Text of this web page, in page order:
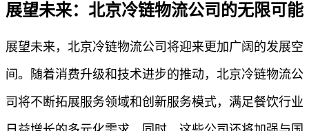
展望未来：北京冷链物流公司的无限可能
展望未来，北京冷链物流公司将迎来更加广阔的发展空
间。随着消费升级和技术进步的推动，北京冷链物流公
司将不断拓展服务领域和创新服务模式，满足餐饮行业